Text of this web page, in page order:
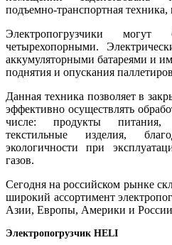
подъемно-транспортная техника,
Электропогрузчики
четырехопорными.
аккумуляторными батареями и
поднятия и опускания
Данная техника позволяет в
эффективно осуществлять
числе: продукты питания,
текстильные изделия,
экологичности при
газов.
Сегодня на российском рынке
широкий ассортимент
Азии, Европы, Америки и
Электропогрузчик HELI